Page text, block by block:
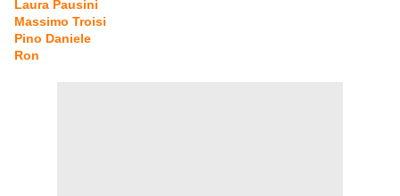
Laura Pausini
Massimo Troisi
Pino Daniele
Ron